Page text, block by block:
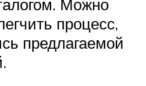
Можно
процесс,
предлагаемой